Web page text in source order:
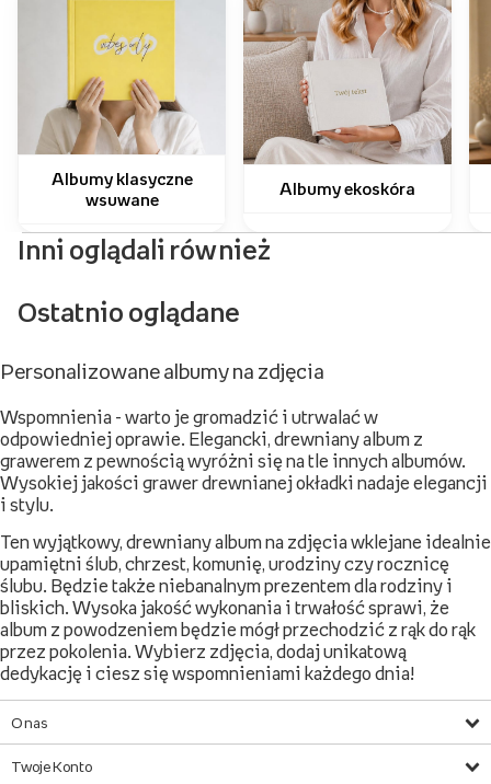
Albumy klasyczne
Inni oglądali również
Personalizowane albumy na zdjęcia
Wspomnienia - warto je gromadzić i utrwalać w
odpowiedniej oprawie. Elegancki, drewniany album z
grawerem z pewnością wyróżni się na tle innych albumów.
Wysokiej jakości grawer drewnianej okładki nadaje elegancji
i stylu.
Ten wyjątkowy, drewniany album na zdjęcia wklejane idealnie
upamiętni ślub, chrzest, komunię, urodziny czy rocznicę
ślubu. Będzie także niebanalnym prezentem dla rodziny i
bliskich. Wysoka jakość wykonania i trwałość sprawi, że
album z powodzeniem będzie mógł przechodzić z rąk do rąk
przez pokolenia. Wybierz zdjęcia, dodaj unikatową
O nas